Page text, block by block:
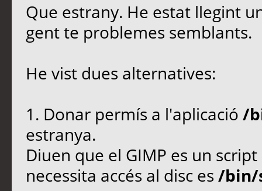
Que estrany. He estat llegint
gent te problemes semblants.
He vist dues alternatives:
1. Donar permís a l'aplicació /
estranya.
Diuen que el GIMP es un
necessita accés al disc es /bin/